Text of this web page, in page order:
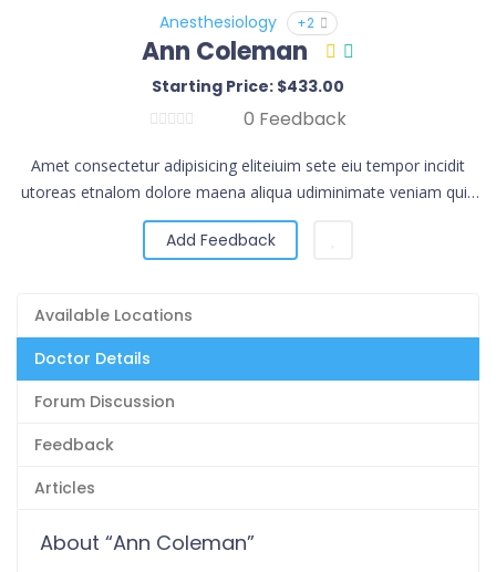
Anesthesiology +2
Ann Coleman
Starting Price: $433.00
0 Feedback
Amet consectetur adipisicing eliteiuim sete eiu tempor incidit
utoreas etnalom dolore maena aliqua udiminimate veniam quis
norud exercita.
Add Feedback
Available Locations
Doctor Details
Forum Discussion
Feedback
Articles
About “Ann Coleman”